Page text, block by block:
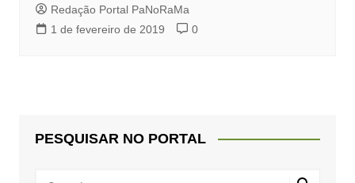
Redação Portal PaNoRaMa
1 de fevereiro de 2019
0
PESQUISAR NO PORTAL